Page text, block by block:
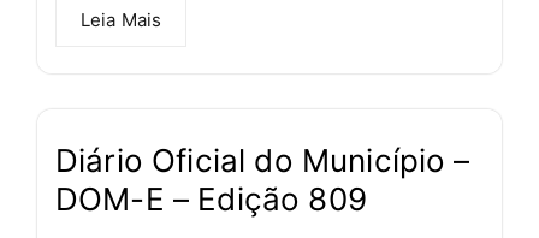
Leia Mais
Diário Oficial do Município –
DOM-E – Edição 809